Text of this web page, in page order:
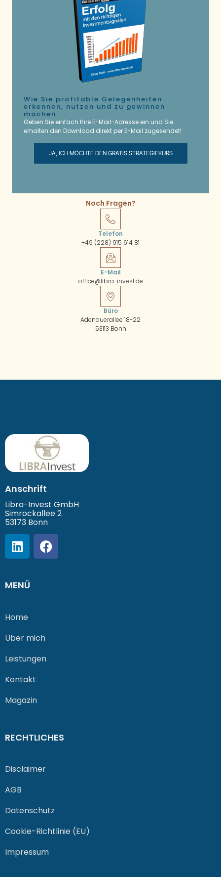
Wie Sie profitable Gelegenheiten
erkennen, nutzen und zu gewinnen
machen.
Geben Sie einfach Ihre E-Mail-Adresse ein und Sie
erhalten den Download direkt per E-Mail zugesendet!
JA, ICH MÖCHTE DEN GRATIS STRATEGIEKURS
Noch Fragen?
Telefon
+49 (228) 915 614 81
E-Mail
office@libra-invest.de
Büro
Adenauerallee 18-22
53113 Bonn
Anschrift
Libra-Invest GmbH
Simrockallee 2
53173 Bonn
MENÜ
Home
Über mich
Leistungen
Kontakt
Magazin
RECHTLICHES
Disclaimer
AGB
Datenschutz
Cookie-Richtlinie (EU)
Impressum